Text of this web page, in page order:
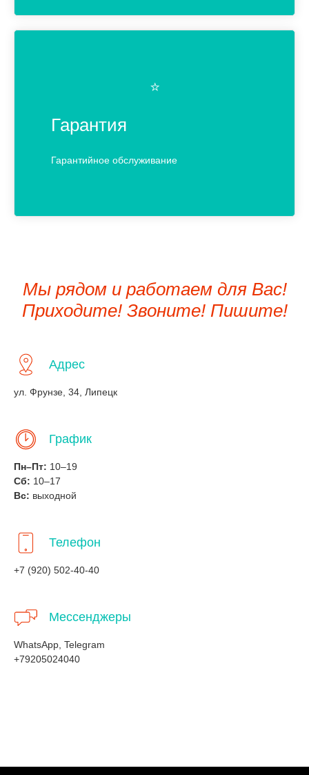
⭐️
Гарантия
Гарантийное обслуживание
Мы рядом и работаем для Вас!
Приходите! Звоните! Пишите!
Адрес
ул. Фрунзе, 34, Липецк
График
Пн–Пт: 10–19
Сб: 10–17
Вс: выходной
Телефон
+7 (920) 502-40-40
Мессенджеры
WhatsApp, Telegram
+79205024040